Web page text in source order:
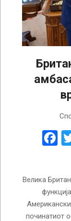
Велика
починатиот